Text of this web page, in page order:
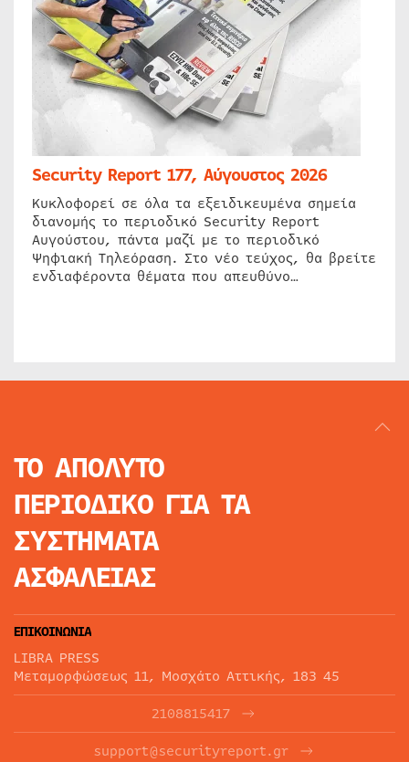
Security Report 177, Αύγουστος 2026
Κυκλοφορεί σε όλα τα εξειδικευμένα σημεία
διανομής το περιοδικό Security Report
Αυγούστου, πάντα μαζί με το περιοδικό
Ψηφιακή Τηλεόραση. Στο νέο τεύχος, θα βρείτε
ενδιαφέροντα θέματα που απευθύνο…
ΤΟ ΑΠΟΛΥΤΟ
ΠΕΡΙΟΔΙΚΟ ΓΙΑ ΤΑ
ΣΥΣΤΗΜΑΤΑ
ΑΣΦΑΛΕΙΑΣ
ΕΠΙΚΟΙΝΩΝΙΑ
LIBRA PRESS
Μεταμορφώσεως 11, Μοσχάτο Αττικής, 183 45
2108815417
support@securityreport.gr